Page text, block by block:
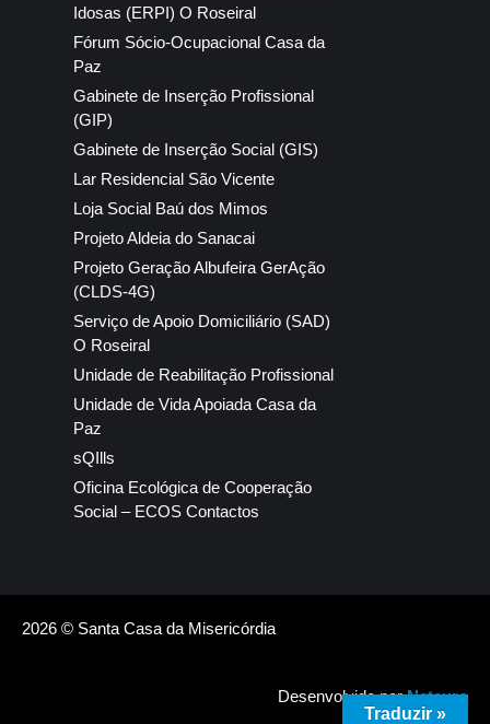
Idosas (ERPI) O Roseiral
Fórum Sócio-Ocupacional Casa da
Paz
Gabinete de Inserção Profissional
(GIP)
Gabinete de Inserção Social (GIS)
Lar Residencial São Vicente
Loja Social Baú dos Mimos
Projeto Aldeia do Sanacai
Projeto Geração Albufeira GerAção
(CLDS-4G)
Serviço de Apoio Domiciliário (SAD)
O Roseiral
Unidade de Reabilitação Profissional
Unidade de Vida Apoiada Casa da
Paz
sQIlls
Oficina Ecológica de Cooperação
Social – ECOS Contactos
2026 © Santa Casa da Misericórdia
Desenvolvido porNeteuro
Traduzir »